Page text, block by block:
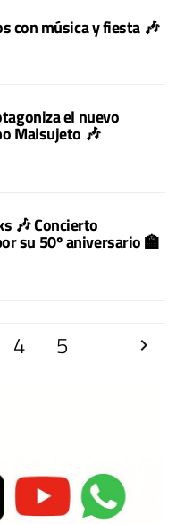
con música y fiesta 🎶
el nuevo
Malsujeto 🎶
🎶 Concierto
su 50º aniversario 🏫
4 5